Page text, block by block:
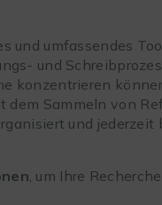
und umfassendes
und
konzentrieren
Sammeln von
und jederzeit
, um Ihre